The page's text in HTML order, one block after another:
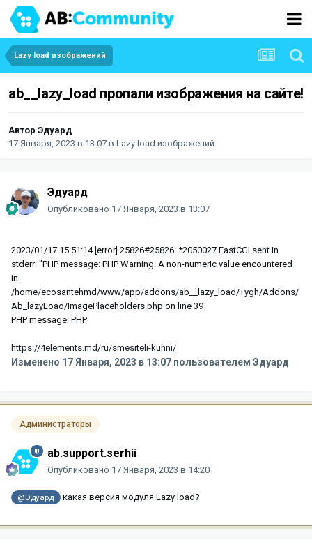
Lazy load изображений
ab__lazy_load пропали изображения на сайте!
Автор Эдуард
17 Января, 2023 в 13:07 в Lazy load изображений
Эдуард
Опубликовано 17 Января, 2023 в 13:07
2023/01/17 15:51:14 [error] 25826#25826: *2050027 FastCGI sent in
stderr: "PHP message: PHP Warning: A non-numeric value encountered
in
/home/ecosantehmd/www/app/addons/ab__lazy_load/Tygh/Addons/
Ab_lazyLoad/ImagePlaceholders.php on line 39
PHP message: PHP
https://4elements.md/ru/smesiteli-kuhni/
Изменено 17 Января, 2023 в 13:07 пользователем Эдуард
Администраторы
ab.support.serhii
Опубликовано 17 Января, 2023 в 14:20
@Эдуард какая версия модуля Lazy load?